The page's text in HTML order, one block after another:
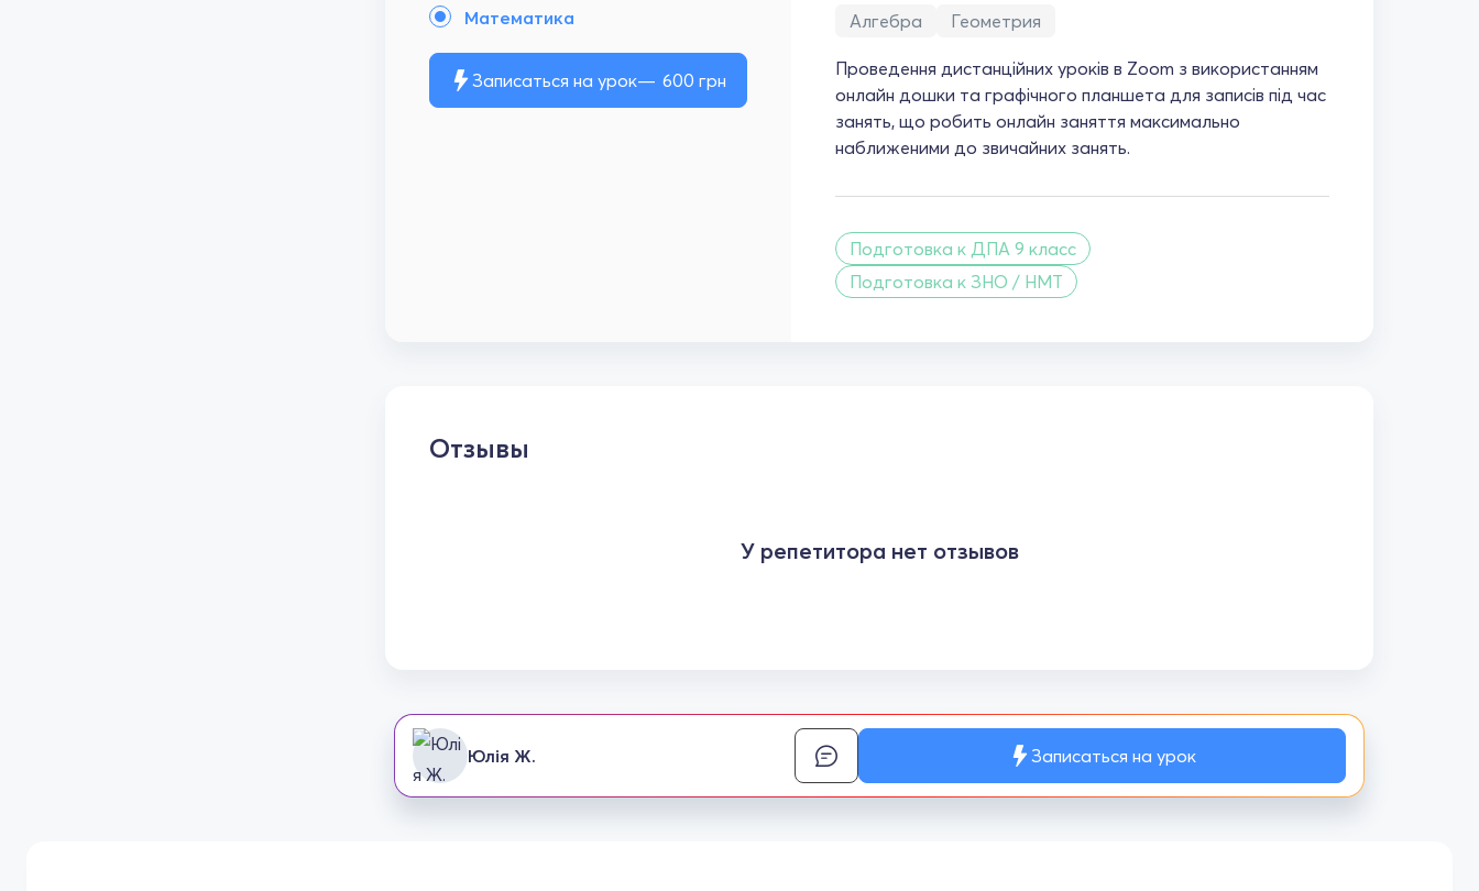
Математика
Записаться на урок 600 грн
Алгебра Геометрия
Проведення дистанційних уроків в Zoom з використанням
онлайн дошки та графічного планшета для записів під час
занять, що робить онлайн заняття максимально
наближеними до звичайних занять.
Подготовка к ДПА 9 класс
Подготовка к ЗНО / НМТ
Отзывы
У репетитора нет отзывов
Юлія Ж. Записаться на урок